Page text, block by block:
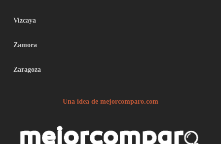
Vizcaya
Zamora
Zaragoza
Una idea de mejorcomparo.com